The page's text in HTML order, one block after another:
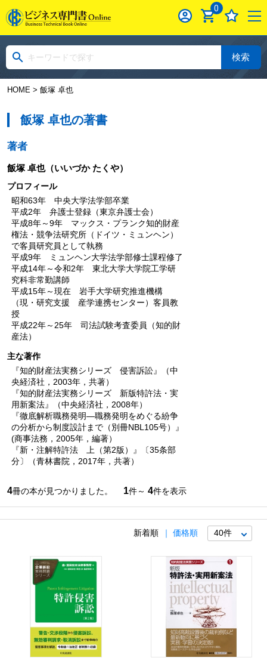
0
検索
HOME> 飯塚 卓也
飯塚 卓也の著書
著者
飯塚 卓也（いいづか たくや）
プロフィール
昭和63年 中央大学法学部卒業
平成2年 弁護士登録（東京弁護士会）
平成8年～9年 マックス・プランク知的財産
権法・競争法研究所（ドイツ・ミュンヘン）
で客員研究員として執務
平成9年 ミュンヘン大学法学部修士課程修了
平成14年～令和2年 東北大学大学院工学研
究科非常勤講師
平成15年～現在 岩手大学研究推進機構
（現・研究支援 産学連携センター）客員教
授
平成22年～25年 司法試験考査委員（知的財
産法）
主な著作
『知的財産法実務シリーズ 侵害訴訟』（中
央経済社，2003年，共著）
『知的財産法実務シリーズ 新版特許法・実
用新案法』（中央経済社，2008年）
『徹底解析職務発明―職務発明をめぐる紛争
の分析から制度設計まで（別冊NBL105号）』
(商事法務，2005年，編著）
『新・注解特許法 上（第2版）』〔35条部
分〕（青林書院，2017年，共著）
4冊の本が見つかりました。 1件～ 4件を表示
新着順 価格順